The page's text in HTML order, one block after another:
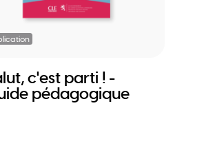
c'est parti ! -
pédagogique